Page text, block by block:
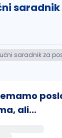
saradnik
saradnik za
ali...